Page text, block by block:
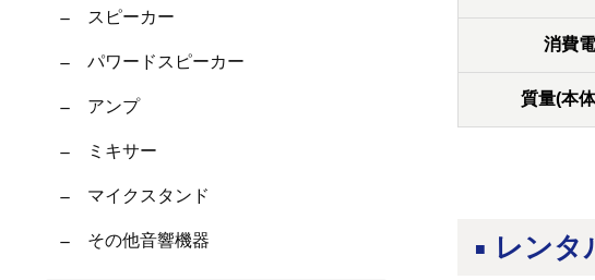
スピーカー
パワードスピーカー
アンプ
ミキサー
マイクスタンド
その他音響機器
消費
質量(本
レンタ